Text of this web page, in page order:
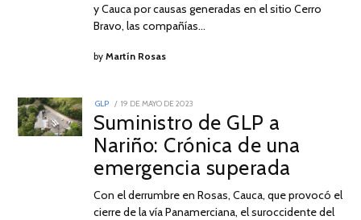
y Cauca por causas generadas en el sitio Cerro
Bravo, las compañías…
byMartín Rosas
GLP
POSTED
19 DE MAYO DE 2023
MAYO
DE
2023
Suministro de GLP a
Nariño: Crónica de una
emergencia superada
Con el derrumbre en Rosas, Cauca, que provocó el
cierre de la vía Panamerciana, el suroccidente del